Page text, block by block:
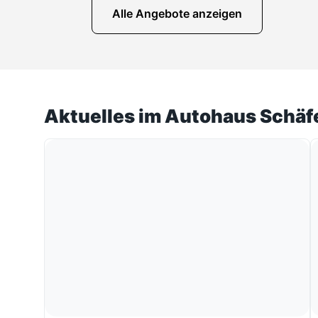
Alle Angebote anzeigen
Aktuelles im Autohaus